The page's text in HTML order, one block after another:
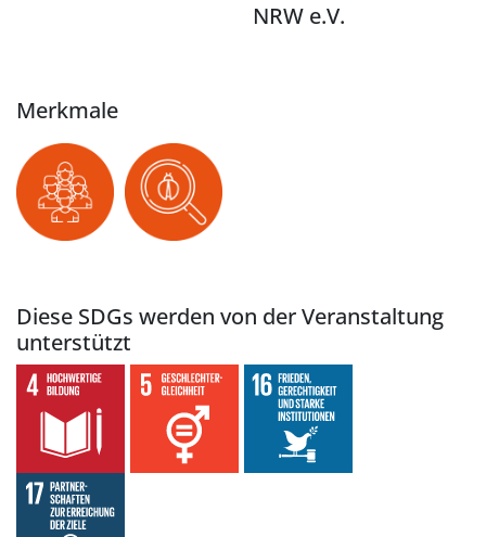
NRW e.V.
Merkmale
Diese SDGs werden von der Veranstaltung
unterstützt